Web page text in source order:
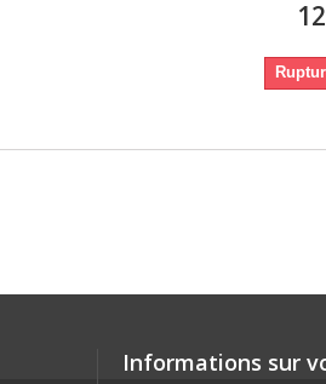
Informations sur